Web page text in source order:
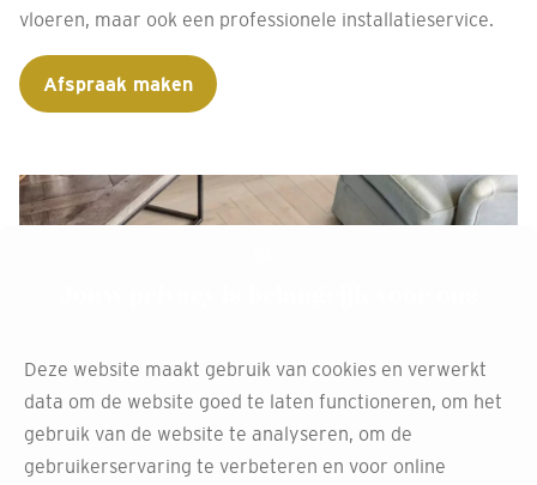
vloeren, maar ook een professionele installatieservice.
Afspraak maken
Deze website maakt gebruik van cookies en verwerkt
data om de website goed te laten functioneren, om het
gebruik van de website te analyseren, om de
gebruikerservaring te verbeteren en voor online